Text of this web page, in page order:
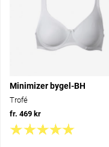
Minimizer bygel-BH
Trofé
fr. 469 kr